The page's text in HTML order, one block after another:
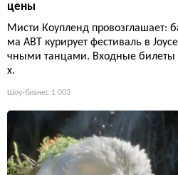
цены
Мисти Коупленд провозглашает:
ма ABT курирует фестиваль в
чными танцами. Входные
х.
Шоу-бизнес 1 003